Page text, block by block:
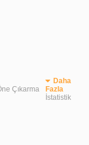
Çıkarma
Daha
Fazla
İstatistik